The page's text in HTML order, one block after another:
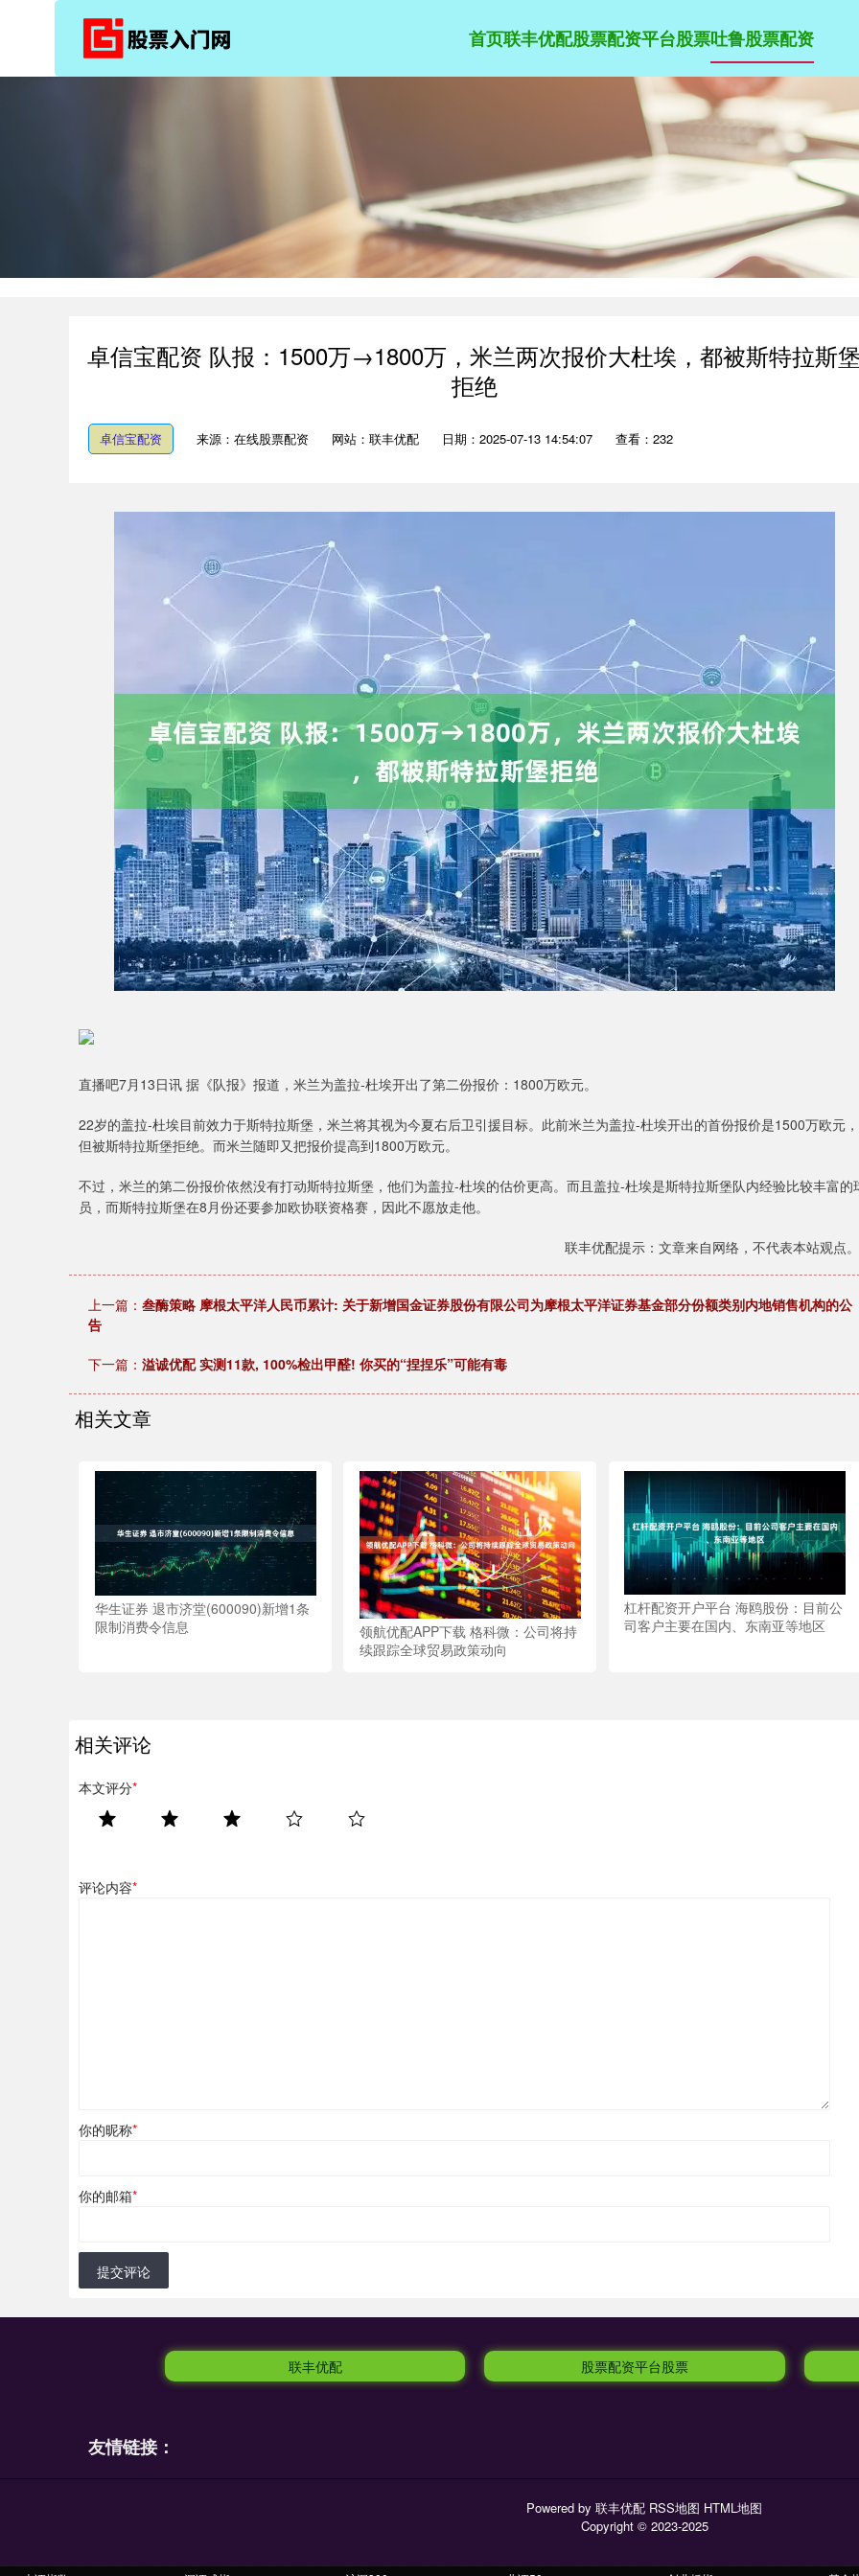
首页联丰优配股票配资平台股票吐鲁股票配资
卓信宝配资 队报：1500万→1800万，米兰两次报价大杜埃，都被斯特拉斯
拒绝
卓信宝配资 来源：在线股票配资 网站：联丰优配 日期：2025-07-13 14:54:07 查看：232
直播吧7月13日讯 据《队报》报道，米兰为盖拉-杜埃开出了第二份报价：1800万欧元。
22岁的盖拉-杜埃目前效力于斯特拉斯堡，米兰将其视为今夏右后卫引援目标。此前米兰为盖拉-杜埃开出的首份报价是1500万欧元，
但被斯特拉斯堡拒绝。而米兰随即又把报价提高到1800万欧元。
不过，米兰的第二份报价依然没有打动斯特拉斯堡，他们为盖拉-杜埃的估价更高。而且盖拉-杜埃是斯特拉斯堡队内经验比较丰富的
员，而斯特拉斯堡在8月份还要参加欧协联资格赛，因此不愿放走他。
联丰优配提示：文章来自网络，不代表本站观点。
上一篇： 叁酶策略 摩根太平洋人民币累计: 关于新增国金证券股份有限公司为摩根太平洋证券基金部分份额类别内地销售机构的公
告
下一篇： 溢诚优配 实测11款, 100%检出甲醛! 你买的“捏捏乐”可能有毒
相关文章
华生证券 退市济堂(600090)新增1条
限制消费令信息
领航优配APP下载 格科微：公司将持
续跟踪全球贸易政策动向
杠杆配资开户平台 海鸥股份：目前公
司客户主要在国内、东南亚等地区
相关评论
本文评分*
评论内容*
你的昵称*
你的邮箱*
提交评论
联丰优配 股票配资平台股票
友情链接：
Powered by 联丰优配 RSS地图 HTML地图
Copyright © 2023-2025